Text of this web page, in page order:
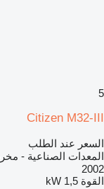
5
Citizen M32-III
السعر عند الطلب
المعدات الصناعية -
2002
القوة 1,5 kW